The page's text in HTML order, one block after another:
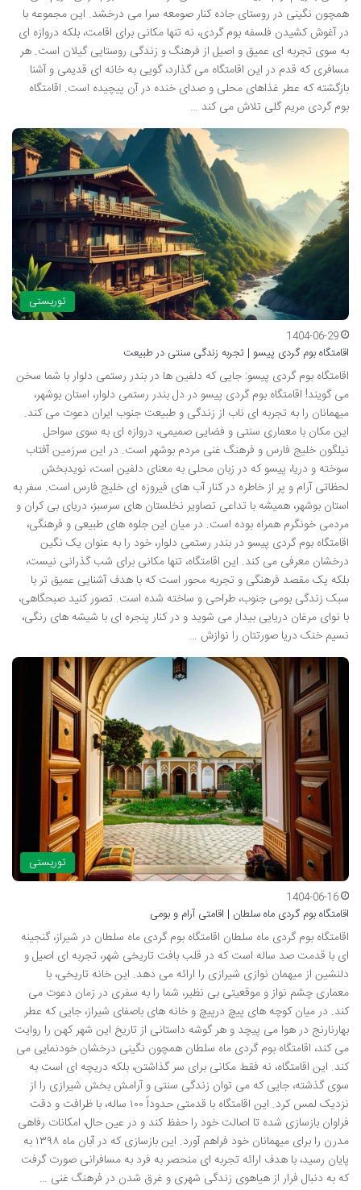
همچون نگینی در روستای جاده کنار صومعه سرا می درخشد. این مجموعه با
در آغوش کشیدن فلسفه بوم گردی، نه تنها مکانی برای اقامت، بلکه دروازه ای
به سوی تجربه ای عمیق و اصیل از فرهنگ و زندگی روستایی گیلان است. هر
مسافری که قدم در این اقامتگاه می گذارد، گویی به خانه ای قدیمی و آشنا
بازگشته که عطر غذاهای محلی و صدای خنده در آن پیچیده است. اقامتگاه
بوم گردی مریم گلی تلاش می کند …
توریستی
1404-06-29
اقامتگاه بوم گردی پیسو | تجربه زندگی سنتی در طبیعت
اقامتگاه بوم گردی پیسو: جایی که دلفین ها در بندر رستمی دلوار با شما سخن
می گویند! اقامتگاه بوم گردی پیسو در دل بندر رستمی دلوار، استان بوشهر،
میهمانان را به تجربه ای ناب از زندگی و طبیعت جنوب ایران دعوت می کند.
این مکان با معماری سنتی و فضایی صمیمی، دروازه ای به سوی سواحل
نیلگون خلیج فارس و فرهنگ غنی مردم بوشهر است. در این سرزمین آفتاب
سوخته و دریا، پیسو که در زبان محلی به معنای دلفین است، نویدبخش
لحظاتی آرام و پر از خاطره در کنار آب های فیروزه ای خلیج فارس است. سفر به
استان بوشهر، همیشه با تداعی تصاویر نخلستان های سرسبز، دریای بی کران و
مردمی خونگرم همراه بوده است. در میان این جلوه های طبیعی و فرهنگی،
اقامتگاه بوم گردی پیسو در بندر رستمی دلوار، خود را به عنوان یک نگین
درخشان معرفی می کند. این اقامتگاه، تنها مکانی برای شب گذرانی نیست،
بلکه یک مقصد فرهنگی و تجربه محور است که با هدف آشنایی عمیق تر با
سبک زندگی بومی جنوب، طراحی و ساخته شده است. تصور کنید صبحگاهی،
با نوای مرغان دریایی بیدار می شوید و در کنار پنجره ای با شیشه های رنگی،
نسیم خنک دریا صورتتان را نوازش …
توریستی
1404-06-16
اقامتگاه بوم گردی ماه سلطان | اقامتی آرام و بومی
اقامتگاه بوم گردی ماه سلطان اقامتگاه بوم گردی ماه سلطان در شیراز، گنجینه
ای با قدمت صد ساله است که در قلب بافت تاریخی شهر، تجربه ای اصیل و
دلنشین از میهمان نوازی شیرازی را ارائه می دهد. این خانه تاریخی، با
معماری چشم نواز و موقعیتی بی نظیر، شما را به سفری در زمان دعوت می
کند. در میان کوچه های پیچ درپیچ و خانه های باصفای شیراز، جایی که عطر
بهارنارنج در هوا می پیچد و هر گوشه داستانی از تاریخ این شهر کهن را روایت
می کند، اقامتگاه بوم گردی ماه سلطان همچون نگینی درخشان خودنمایی می
کند. این اقامتگاه، نه فقط مکانی برای سر گذاشتن، بلکه دریچه ای است به
سوی گذشته، جایی که می توان زندگی سنتی و آرامش بخش شیرازی را از
نزدیک لمس کرد. این اقامتگاه با قدمتی حدوداً ۱۰۰ ساله، با ظرافت و دقت
فراوان بازسازی شده تا اصالت خود را حفظ کند و در عین حال، امکانات رفاهی
مدرن را برای میهمانان خود فراهم آورد. این بازسازی که در آبان ماه ۱۳۹۸ به
پایان رسید، با هدف ارائه تجربه ای منحصر به فرد به مسافرانی صورت گرفت
که به دنبال فرار از هیاهوی زندگی شهری و غرق شدن در فرهنگ غنی …